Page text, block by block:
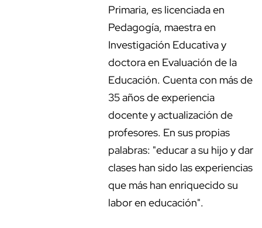
Primaria, es licenciada en
Pedagogía, maestra en
Investigación Educativa y
doctora en Evaluación de la
Educación. Cuenta con más de
35 años de experiencia
docente y actualización de
profesores. En sus propias
palabras: "educar a su hijo y dar
clases han sido las experiencias
que más han enriquecido su
labor en educación".